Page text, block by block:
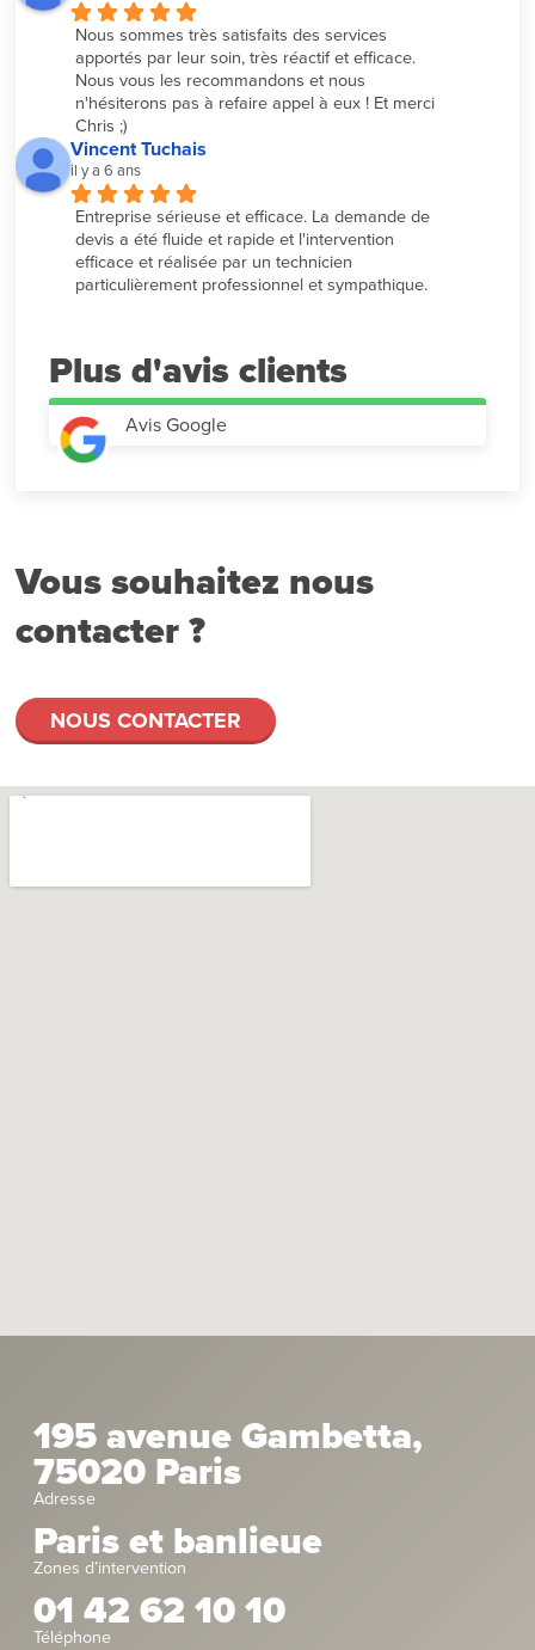
Nous sommes très satisfaits des services
apportés par leur soin, très réactif et efficace.
Nous vous les recommandons et nous
n'hésiterons pas à refaire appel à eux ! Et merci
Chris ;)
Vincent Tuchais
il y a 6 ans
Entreprise sérieuse et efficace. La demande de
devis a été fluide et rapide et l'intervention
efficace et réalisée par un technicien
particulièrement professionnel et sympathique.
Plus d'avis
Avis Google
Vous souhaitez nous
contacter ?
NOUS CONTACTER
195 avenue Gambetta,
75020 Paris
Adresse
Paris et banlieue
Zones d’intervention
01 42 62 10 10
Téléphone